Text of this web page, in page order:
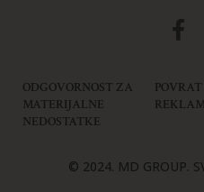
ODGOVORNOST ZA
MATERIJALNE
NEDOSTATKE
POVRAT
© 2024. MD GROUP.